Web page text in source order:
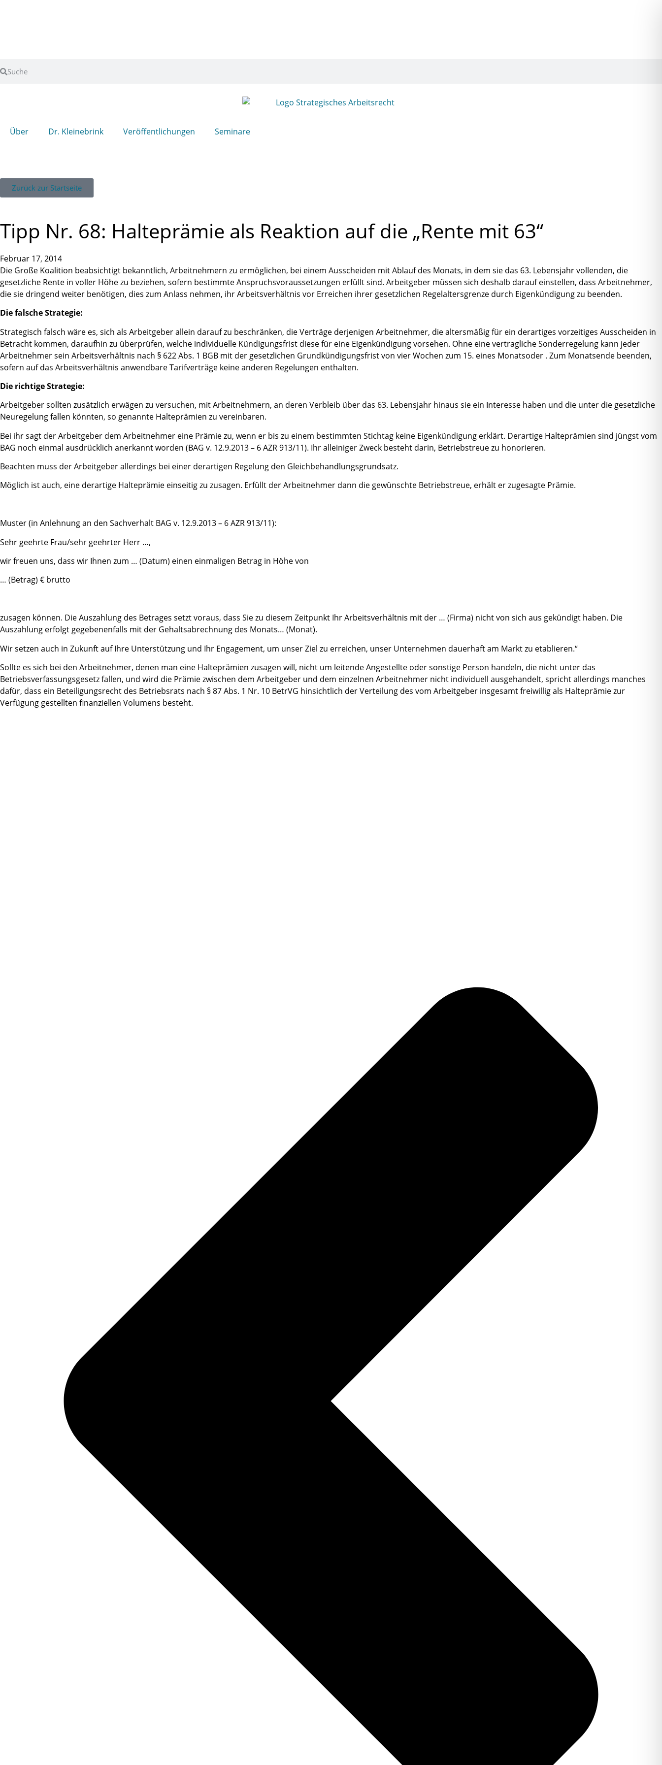
Über Dr. Kleinebrink Veröffentlichungen Seminare
Zurück zur Startseite
Tipp Nr. 68: Halteprämie als Reaktion auf die „Rente mit 63“
Februar 17, 2014
Die Große Koalition beabsichtigt bekanntlich, Arbeitnehmern zu ermöglichen, bei einem Ausscheiden mit Ablauf des Monats, in dem sie das 63. Lebensjahr vollenden, die
gesetzliche Rente in voller Höhe zu beziehen, sofern bestimmte Anspruchsvoraussetzungen erfüllt sind. Arbeitgeber müssen sich deshalb darauf einstellen, dass Arbeitnehmer,
die sie dringend weiter benötigen, dies zum Anlass nehmen, ihr Arbeitsverhältnis vor Erreichen ihrer gesetzlichen Regelaltersgrenze durch Eigenkündigung zu beenden.
Die falsche Strategie:
Strategisch falsch wäre es, sich als Arbeitgeber allein darauf zu beschränken, die Verträge derjenigen Arbeitnehmer, die altersmäßig für ein derartiges vorzeitiges Ausscheiden in
Betracht kommen, daraufhin zu überprüfen, welche individuelle Kündigungsfrist diese für eine Eigenkündigung vorsehen. Ohne eine vertragliche Sonderregelung kann jeder
Arbeitnehmer sein Arbeitsverhältnis nach § 622 Abs. 1 BGB mit der gesetzlichen Grundkündigungsfrist von vier Wochen zum 15. eines Monatsoder . Zum Monatsende beenden,
sofern auf das Arbeitsverhältnis anwendbare Tarifverträge keine anderen Regelungen enthalten.
Die richtige Strategie:
Arbeitgeber sollten zusätzlich erwägen zu versuchen, mit Arbeitnehmern, an deren Verbleib über das 63. Lebensjahr hinaus sie ein Interesse haben und die unter die gesetzliche
Neuregelung fallen könnten, so genannte Halteprämien zu vereinbaren.
Bei ihr sagt der Arbeitgeber dem Arbeitnehmer eine Prämie zu, wenn er bis zu einem bestimmten Stichtag keine Eigenkündigung erklärt. Derartige Halteprämien sind jüngst vom
BAG noch einmal ausdrücklich anerkannt worden (BAG v. 12.9.2013 – 6 AZR 913/11). Ihr alleiniger Zweck besteht darin, Betriebstreue zu honorieren.
Beachten muss der Arbeitgeber allerdings bei einer derartigen Regelung den Gleichbehandlungsgrundsatz.
Möglich ist auch, eine derartige Halteprämie einseitig zu zusagen. Erfüllt der Arbeitnehmer dann die gewünschte Betriebstreue, erhält er zugesagte Prämie.
Muster (in Anlehnung an den Sachverhalt BAG v. 12.9.2013 – 6 AZR 913/11):
Sehr geehrte Frau/sehr geehrter Herr …,
wir freuen uns, dass wir Ihnen zum … (Datum) einen einmaligen Betrag in Höhe von
… (Betrag) € brutto
zusagen können. Die Auszahlung des Betrages setzt voraus, dass Sie zu diesem Zeitpunkt Ihr Arbeitsverhältnis mit der … (Firma) nicht von sich aus gekündigt haben. Die
Auszahlung erfolgt gegebenenfalls mit der Gehaltsabrechnung des Monats… (Monat).
Wir setzen auch in Zukunft auf Ihre Unterstützung und Ihr Engagement, um unser Ziel zu erreichen, unser Unternehmen dauerhaft am Markt zu etablieren.“
Sollte es sich bei den Arbeitnehmer, denen man eine Halteprämien zusagen will, nicht um leitende Angestellte oder sonstige Person handeln, die nicht unter das
Betriebsverfassungsgesetz fallen, und wird die Prämie zwischen dem Arbeitgeber und dem einzelnen Arbeitnehmer nicht individuell ausgehandelt, spricht allerdings manches
dafür, dass ein Beteiligungsrecht des Betriebsrats nach § 87 Abs. 1 Nr. 10 BetrVG hinsichtlich der Verteilung des vom Arbeitgeber insgesamt freiwillig als Halteprämie zur
Verfügung gestellten finanziellen Volumens besteht.